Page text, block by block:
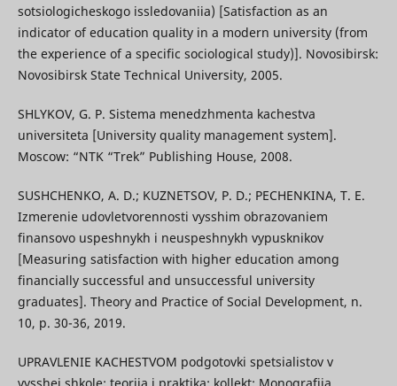
sotsiologicheskogo issledovaniia) [Satisfaction as an
indicator of education quality in a modern university (from
the experience of a specific sociological study)]. Novosibirsk:
Novosibirsk State Technical University, 2005.
SHLYKOV, G. P. Sistema menedzhmenta kachestva
universiteta [University quality management system].
Moscow: “NTK “Trek” Publishing House, 2008.
SUSHCHENKO, A. D.; KUZNETSOV, P. D.; PECHENKINA, T. E.
Izmerenie udovletvorennosti vysshim obrazovaniem
finansovo uspeshnykh i neuspeshnykh vypusknikov
[Measuring satisfaction with higher education among
financially successful and unsuccessful university
graduates]. Theory and Practice of Social Development, n.
10, p. 30-36, 2019.
UPRAVLENIE KACHESTVOM podgotovki spetsialistov v